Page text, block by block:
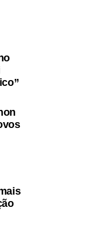
foram assumidos,
foram definidas e
a ser estruturado.
empenhada e
por quem pretende
Fagundes
ocupar a vaga de
de candidatura.
antes de